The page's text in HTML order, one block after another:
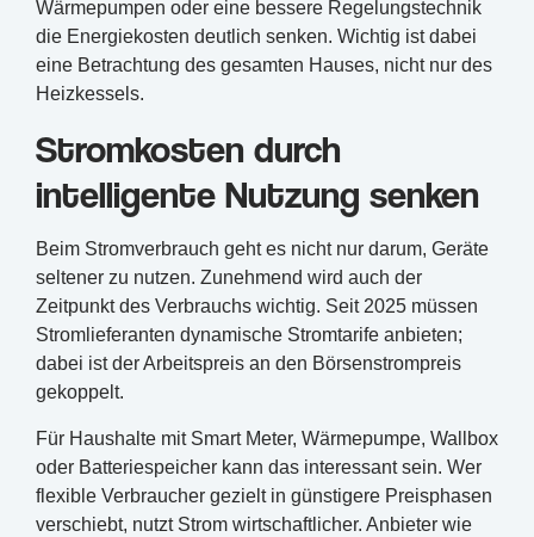
Wärmepumpen oder eine bessere Regelungstechnik
die Energiekosten deutlich senken. Wichtig ist dabei
eine Betrachtung des gesamten Hauses, nicht nur des
Heizkessels.
Stromkosten durch
intelligente Nutzung senken
Beim Stromverbrauch geht es nicht nur darum, Geräte
seltener zu nutzen. Zunehmend wird auch der
Zeitpunkt des Verbrauchs wichtig. Seit 2025 müssen
Stromlieferanten dynamische Stromtarife anbieten;
dabei ist der Arbeitspreis an den Börsenstrompreis
gekoppelt.
Für Haushalte mit Smart Meter, Wärmepumpe, Wallbox
oder Batteriespeicher kann das interessant sein. Wer
flexible Verbraucher gezielt in günstigere Preisphasen
verschiebt, nutzt Strom wirtschaftlicher. Anbieter wie